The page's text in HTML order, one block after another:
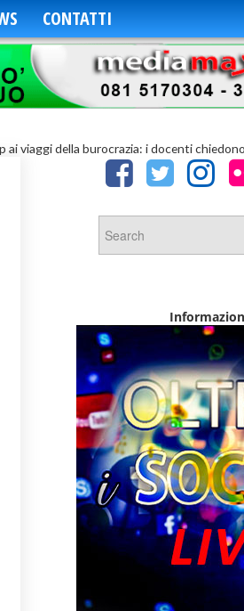
CONTATTI
ai viaggi della burocrazia: i docenti